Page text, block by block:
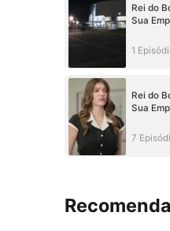
Rei do
Sua
1
Rei do
Sua
7